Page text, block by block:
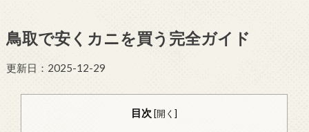
鳥取で安くカニを買う完全ガイド
更新日：2025-12-29
目次 [開く]